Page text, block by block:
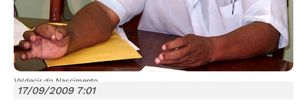
Valdecir do Nascimento
17/09/2009 7:01